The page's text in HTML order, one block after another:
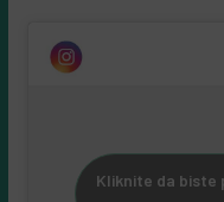
Kliknite da biste